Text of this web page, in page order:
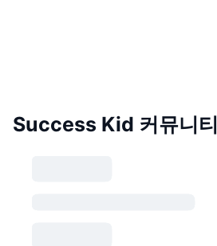
Success Kid 커뮤니티